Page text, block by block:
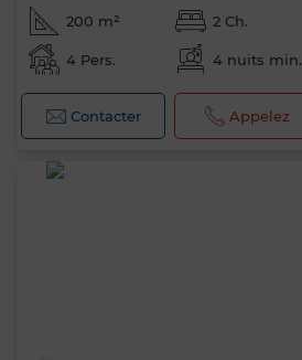
200 m² 2 Ch.
4 Pers. 4 nuits min.
Contacter Appelez